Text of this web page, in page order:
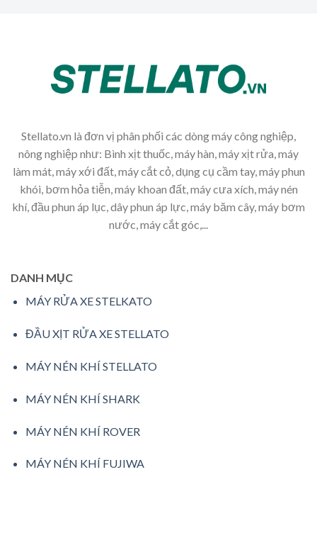
Stellato.vn là đơn vị phân phối các dòng máy công nghiệp,
nông nghiệp như: Bình xịt thuốc, máy hàn, máy xịt rửa, máy
làm mát, máy xới đất, máy cắt cỏ, dụng cụ cầm tay, máy phun
khói, bơm hỏa tiễn, máy khoan đất, máy cưa xích, máy nén
khí, đầu phun áp lục, dây phun áp lực, máy băm cây, máy bơm
nước, máy cắt góc,...
DANH MỤC
MÁY RỬA XE STELKATO
ĐẦU XỊT RỬA XE STELLATO
MÁY NÉN KHÍ STELLATO
MÁY NÉN KHÍ SHARK
MÁY NÉN KHÍ ROVER
MÁY NÉN KHÍ FUJIWA